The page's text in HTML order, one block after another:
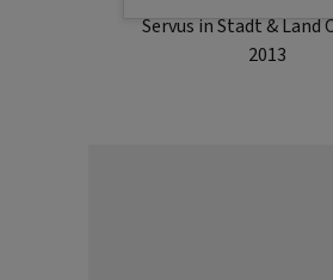
Servus in Stadt & Land
2013